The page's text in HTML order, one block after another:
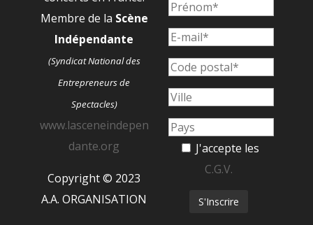
Membre de la Scène
Indépendante
(Syndicat National des
Entrepreneurs de
Spectacles)
www.lasceneindepen
dante.org
Copyright © 2023
A.A. ORGANISATION
J'accepte les
C.G.V.